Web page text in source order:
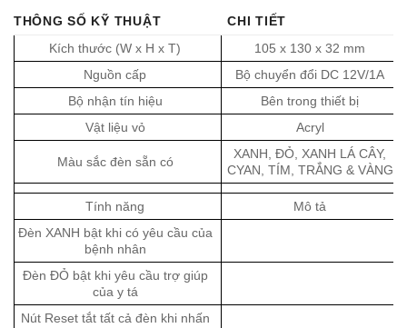
THÔNG SỐ KỸ THUẬT
CHI TIẾT
Kích thước (W x H x T)
105 x 130 x 32 mm
Nguồn cấp
Bộ chuyển đổi DC 12V/1A
Bộ nhận tín hiệu
Bên trong thiết bị
Vật liệu vỏ
Acryl
Màu sắc đèn sẵn có
XANH, ĐỎ, XANH LÁ CÂY,
CYAN, TÍM, TRẮNG & VÀNG
Tính năng
Mô tả
Đèn XANH bật khi có yêu cầu của
bệnh nhân
Đèn ĐỎ bật khi yêu cầu trợ giúp
của y tá
Nút Reset tắt tất cả đèn khi nhấn